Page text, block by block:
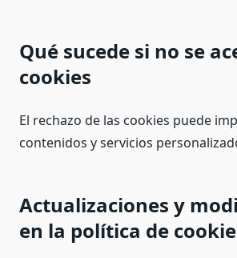
Qué sucede si no se
cookies
El rechazo de las cookies puede
contenidos y servicios
Actualizaciones y
en la política de